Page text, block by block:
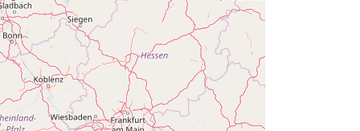
public
01 January 1954
- 31 December 1954